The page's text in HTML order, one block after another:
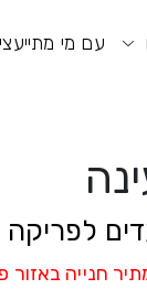
עם מי
חנייה באזור
תפריט